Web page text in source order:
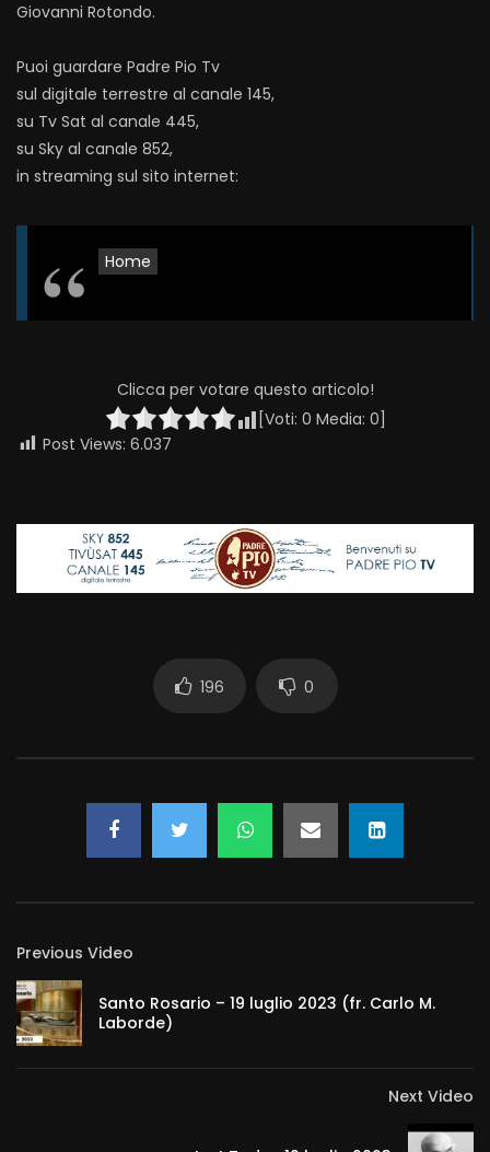
Giovanni Rotondo.
Puoi guardare Padre Pio Tv
sul digitale terrestre al canale 145,
su Tv Sat al canale 445,
su Sky al canale 852,
in streaming sul sito internet:
Home
Clicca per votare questo articolo!
[Voti: 0 Media: 0]
Post Views: 6.037
196 0
Previous Video
Santo Rosario – 19 luglio 2023 (fr. Carlo M.
Laborde)
Next Video